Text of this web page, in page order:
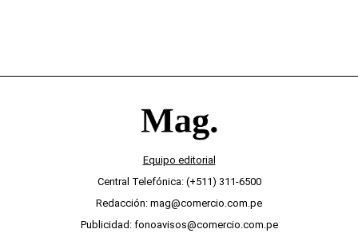
Equipo editorial
Central Telefónica: (+511) 311-6500
Redacción: mag@comercio.com.pe
Publicidad: fonoavisos@comercio.com.pe